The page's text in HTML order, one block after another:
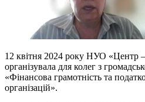
12 квітня 2024 року НУО «Центр –
організувала для колег з
«Фінансова грамотність та
організацій».